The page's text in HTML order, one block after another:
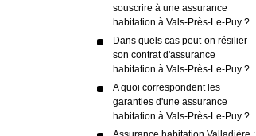
souscrire à une assurance
habitation à Vals-Près-Le-Puy ?
Dans quels cas peut-on résilier
son contrat d'assurance
habitation à Vals-Près-Le-Puy ?
A quoi correspondent les
garanties d'une assurance
habitation à Vals-Près-Le-Puy ?